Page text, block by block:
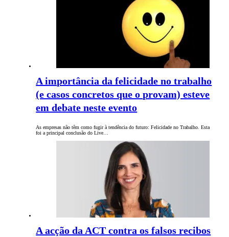
A importância da felicidade no trabalho
(e casos concretos que o provam) esteve
em debate neste evento
As empresas não têm como fugir à tendência do futuro: Felicidade no Trabalho. Esta
foi a principal conclusão do Live…
A acção da ACT contra os falsos recibos